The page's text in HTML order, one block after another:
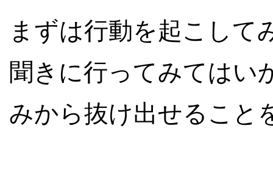
まずは行動を起こして
聞きに行ってみてはい
みから抜け出せること